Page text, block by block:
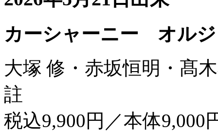
カーシャーニー オル
大塚 修・赤坂恒明・髙
註
税込9,900円／本体9,000